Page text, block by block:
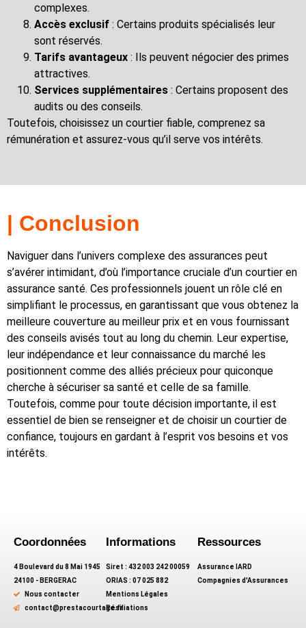
complexes.
Accès exclusif : Certains produits spécialisés leur
sont réservés.
Tarifs avantageux : Ils peuvent négocier des primes
attractives.
Services supplémentaires : Certains proposent des
audits ou des conseils.
Toutefois, choisissez un courtier fiable, comprenez sa
rémunération et assurez-vous qu’il serve vos intérêts.
| Conclusion
Naviguer dans l’univers complexe des assurances peut
s’avérer intimidant, d’où l’importance cruciale d’un courtier en
assurance santé. Ces professionnels jouent un rôle clé en
simplifiant le processus, en garantissant que vous obtenez la
meilleure couverture au meilleur prix et en vous fournissant
des conseils avisés tout au long du chemin. Leur expertise,
leur indépendance et leur connaissance du marché les
positionnent comme des alliés précieux pour quiconque
cherche à sécuriser sa santé et celle de sa famille.
Toutefois, comme pour toute décision importante, il est
essentiel de bien se renseigner et de choisir un courtier de
confiance, toujours en gardant à l’esprit vos besoins et vos
intérêts.
Coordonnées
4 Boulevard du 8 Mai 1945
24100 - BERGERAC
Nous contacter
contact@prestacourtage.fr
Informations
Siret : 432 003 242 00059
ORIAS : 07 025 882
Mentions Légales
Résiliations
Ressources
Assurance IARD
Compagnies d'Assurances